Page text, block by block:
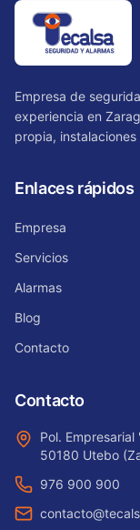
Empresa de
experiencia en
propia,
Enlaces rápidos
Empresa
Servicios
Alarmas
Blog
Contacto
Contacto
Pol.
50180 Utebo
976 900 900